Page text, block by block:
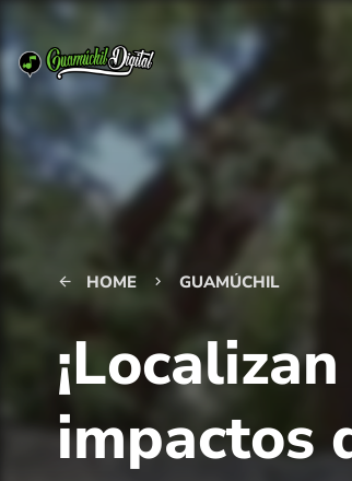
arrow_back HOME keyboard_arrow_right GUAMÚCHIL
impactos